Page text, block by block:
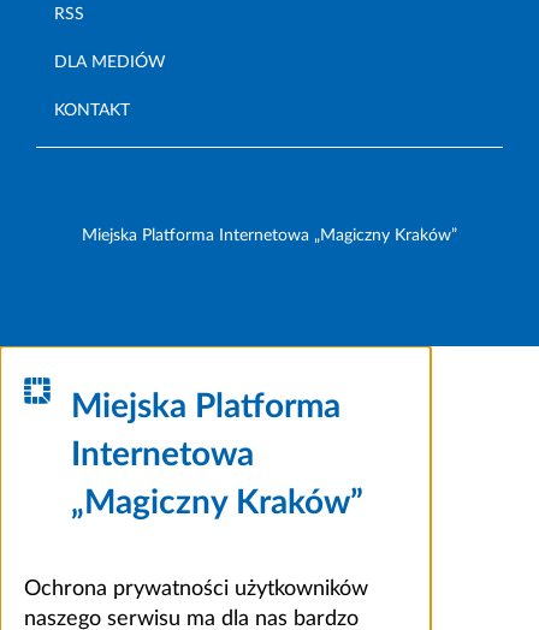
RSS
DLA MEDIÓW
KONTAKT
Miejska Platforma Internetowa „Magiczny Kraków”
Miejska Platforma
Internetowa
„Magiczny Kraków”
Ochrona prywatności użytkowników
naszego serwisu ma dla nas bardzo